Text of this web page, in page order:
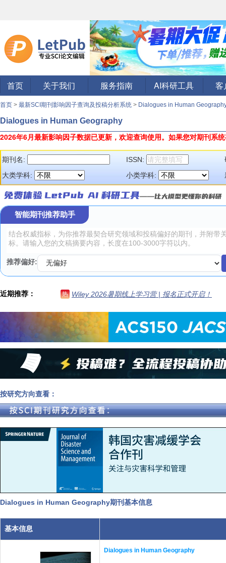
首页 关于我们 服务指南 AI科研工具 客
首页 > 最新SCI期刊影响因子查询及投稿分析系统 > Dialogues in Human
Dialogues in Human Geography
2026年6月最新影响因子数据已更新，欢迎查询使用。 如果您对期刊系
期刊名: ISSN:
大类学科:
小类学科:
智能期刊推荐助手
推荐偏好:
近期推荐： 热 Wiley 2026暑期线上学习营 | 报名正式开启！
按研究方向查看：
Dialogues in Human Geography期刊基本信息
基本信息
Dialogues in Human Geography